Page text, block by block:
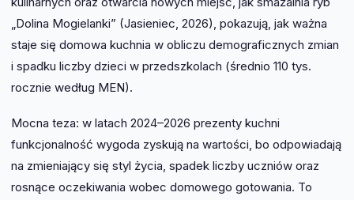
„Dolina Mogielanki” (Jasieniec, 2026), pokazują, jak ważna
staje się domowa kuchnia w obliczu demograficznych zmian
i spadku liczby dzieci w przedszkolach (średnio 110 tys.
rocznie według MEN).
Mocna teza: w latach 2024–2026 prezenty kuchni
funkcjonalność wygoda zyskują na wartości, bo odpowiadają
na zmieniający się styl życia, spadek liczby uczniów oraz
rosnące oczekiwania wobec domowego gotowania. To